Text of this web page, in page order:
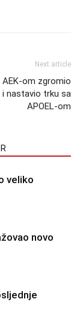
Next article
AEK-om zgromio
i nastavio trku sa
APOEL-om
veliko
novo